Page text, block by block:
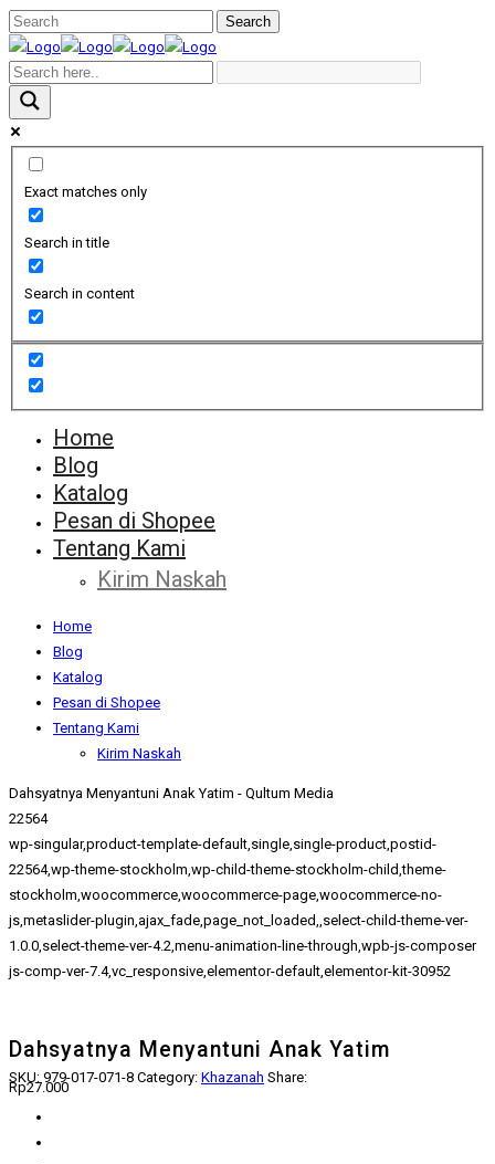
Exact matches only
Search in title
Search in content
Home
Blog
Katalog
Pesan di Shopee
Tentang Kami
Kirim Naskah
Home
Blog
Katalog
Pesan di Shopee
Tentang Kami
Kirim Naskah
Dahsyatnya Menyantuni Anak Yatim - Qultum Media
22564
wp-singular,product-template-default,single,single-product,postid-
22564,wp-theme-stockholm,wp-child-theme-stockholm-child,theme-
stockholm,woocommerce,woocommerce-page,woocommerce-no-
js,metaslider-plugin,ajax_fade,page_not_loaded,,select-child-theme-ver-
1.0.0,select-theme-ver-4.2,menu-animation-line-through,wpb-js-composer
js-comp-ver-7.4,vc_responsive,elementor-default,elementor-kit-30952
Dahsyatnya Menyantuni Anak Yatim
Rp27.000
SKU: 979-017-071-8 Category: Khazanah Share: